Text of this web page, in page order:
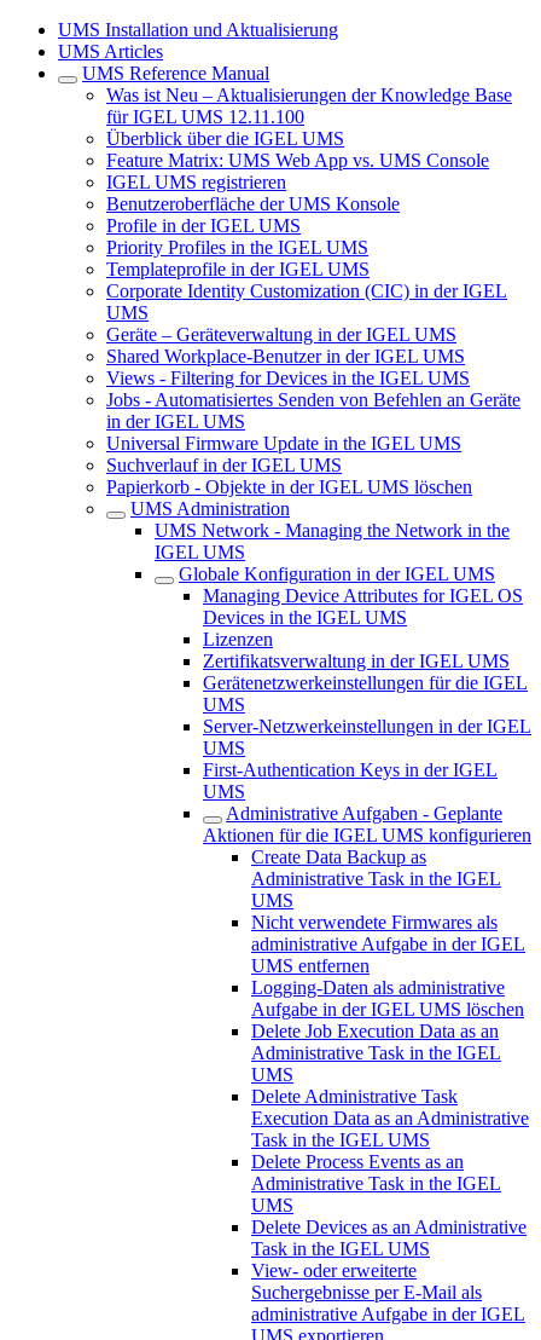
UMS Installation und Aktualisierung
UMS Articles
UMS Reference Manual
Was ist Neu – Aktualisierungen der Knowledge Base
für IGEL UMS 12.11.100
Überblick über die IGEL UMS
Feature Matrix: UMS Web App vs. UMS Console
IGEL UMS registrieren
Benutzeroberfläche der UMS Konsole
Profile in der IGEL UMS
Priority Profiles in the IGEL UMS
Templateprofile in der IGEL UMS
Corporate Identity Customization (CIC) in der IGEL
UMS
Geräte – Geräteverwaltung in der IGEL UMS
Shared Workplace-Benutzer in der IGEL UMS
Views - Filtering for Devices in the IGEL UMS
Jobs - Automatisiertes Senden von Befehlen an Geräte
in der IGEL UMS
Universal Firmware Update in the IGEL UMS
Suchverlauf in der IGEL UMS
Papierkorb - Objekte in der IGEL UMS löschen
UMS Administration
UMS Network - Managing the Network in the
IGEL UMS
Globale Konfiguration in der IGEL UMS
Managing Device Attributes for IGEL OS
Devices in the IGEL UMS
Lizenzen
Zertifikatsverwaltung in der IGEL UMS
Gerätenetzwerkeinstellungen für die IGEL
UMS
Server-Netzwerkeinstellungen in der IGEL
UMS
First-Authentication Keys in der IGEL
UMS
Administrative Aufgaben - Geplante
Aktionen für die IGEL UMS konfigurieren
Create Data Backup as
Administrative Task in the IGEL
UMS
Nicht verwendete Firmwares als
administrative Aufgabe in der IGEL
UMS entfernen
Logging-Daten als administrative
Aufgabe in der IGEL UMS löschen
Delete Job Execution Data as an
Administrative Task in the IGEL
UMS
Delete Administrative Task
Execution Data as an Administrative
Task in the IGEL UMS
Delete Process Events as an
Administrative Task in the IGEL
UMS
Delete Devices as an Administrative
Task in the IGEL UMS
View- oder erweiterte
Suchergebnisse per E-Mail als
administrative Aufgabe in der IGEL
UMS exportieren